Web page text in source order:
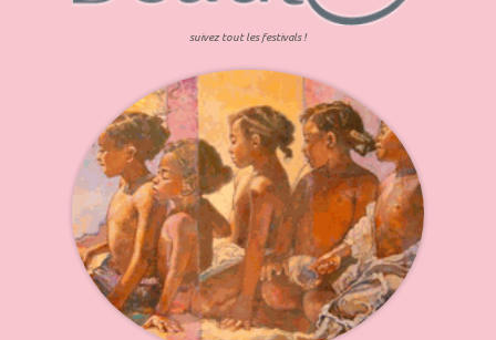
suivez tout les festivals !